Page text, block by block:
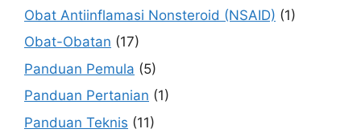
Obat Antiinflamasi Nonsteroid (NSAID) (1)
Obat-Obatan (17)
Panduan Pemula (5)
Panduan Pertanian (1)
Panduan Teknis (11)